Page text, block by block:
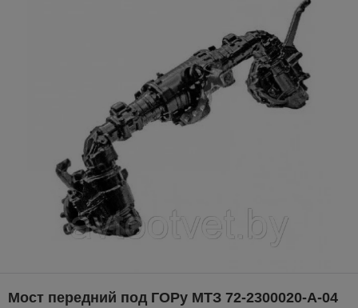
Мост передний под ГОРу МТЗ 72-2300020-А-04